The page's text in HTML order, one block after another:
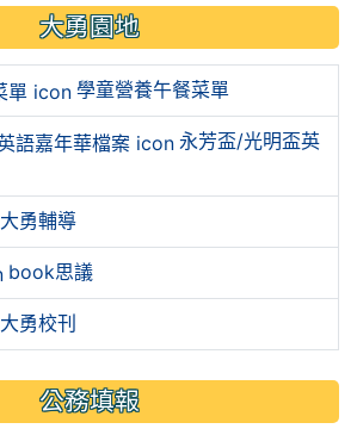
大勇園地
學童營養午餐菜單
永芳盃/光明盃英
大勇輔導
book思議
大勇校刊
公務填報